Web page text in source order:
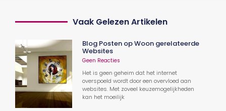
Vaak Gelezen Artikelen
Blog Posten op Woon gerelateerde
Websites
Geen Reacties
Het is geen geheim dat het internet
overspoeld wordt door een overvloed aan
websites. Met zoveel keuzemogelijkheden
kan het moeilijk